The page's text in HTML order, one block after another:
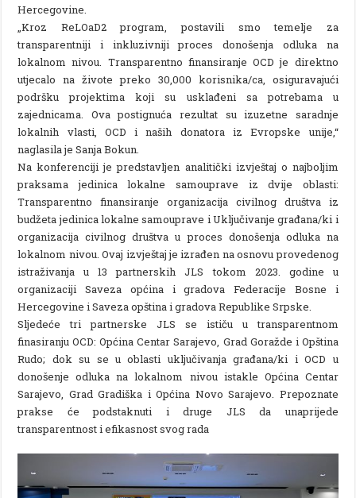
Hercegovine.
„Kroz ReLOaD2 program, postavili smo temelje za
transparentniji i inkluzivniji proces donošenja odluka na
lokalnom nivou. Transparentno finansiranje OCD je direktno
utjecalo na živote preko 30,000 korisnika/ca, osiguravajući
podršku projektima koji su usklađeni sa potrebama u
zajednicama. Ova postignuća rezultat su izuzetne saradnje
lokalnih vlasti, OCD i naših donatora iz Evropske unije,“
naglasila je Sanja Bokun.
Na konferenciji je predstavljen analitički izvještaj o najboljim
praksama jedinica lokalne samouprave iz dvije oblasti:
Transparentno finansiranje organizacija civilnog društva iz
budžeta jedinica lokalne samouprave i Uključivanje građana/ki i
organizacija civilnog društva u proces donošenja odluka na
lokalnom nivou. Ovaj izvještaj je izrađen na osnovu provedenog
istraživanja u 13 partnerskih JLS tokom 2023. godine u
organizaciji Saveza općina i gradova Federacije Bosne i
Hercegovine i Saveza opština i gradova Republike Srpske.
Sljedeće tri partnerske JLS se ističu u transparentnom
finasiranju OCD: Općina Centar Sarajevo, Grad Goražde i Opština
Rudo; dok su se u oblasti uključivanja građana/ki i OCD u
donošenje odluka na lokalnom nivou istakle Općina Centar
Sarajevo, Grad Gradiška i Općina Novo Sarajevo. Prepoznate
prakse će podstaknuti i druge JLS da unaprijede
transparentnost i efikasnost svog rada